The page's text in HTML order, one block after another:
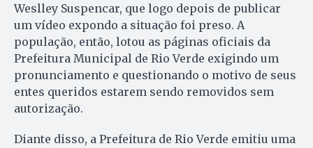
Weslley Suspencar, que logo depois de publicar
um vídeo expondo a situação foi preso. A
população, então, lotou as páginas oficiais da
Prefeitura Municipal de Rio Verde exigindo um
pronunciamento e questionando o motivo de seus
entes queridos estarem sendo removidos sem
autorização.
Diante disso, a Prefeitura de Rio Verde emitiu uma